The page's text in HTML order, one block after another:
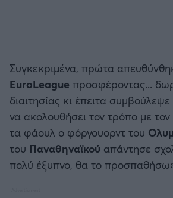
Συγκεκριμένα, πρώτα
EuroLeague προσφέροντας...
διαιτησίας κι έπειτα συμβούλεψε
να ακολουθήσει τον τρόπο με τον
τα φάουλ ο φόργουορντ του
του Παναθηναϊκού απάντησε
πολύ έξυπνο, θα το